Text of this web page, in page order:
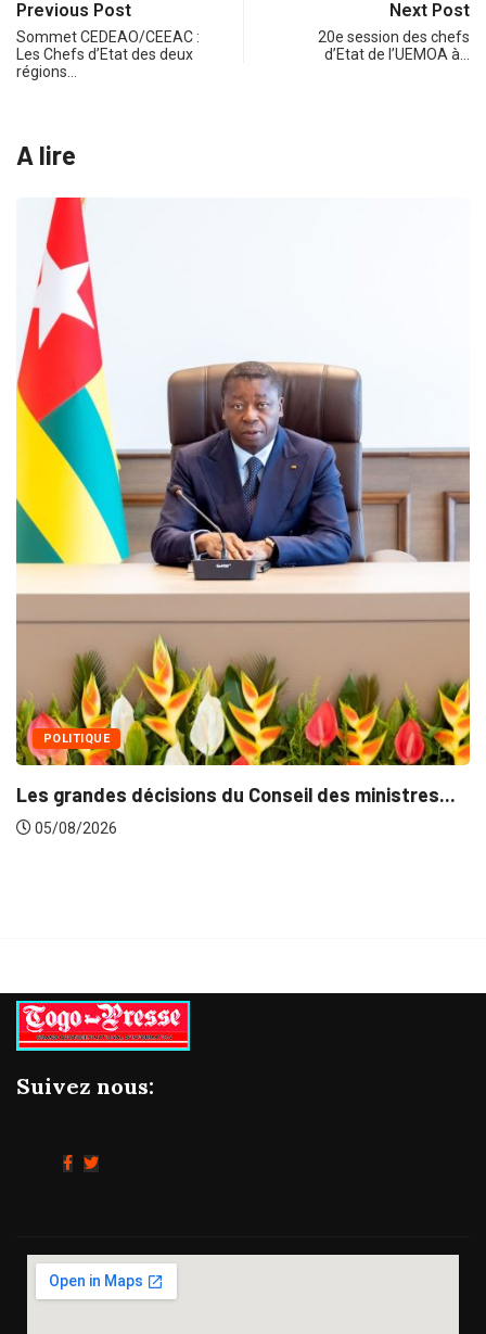
Previous Post
Sommet CEDEAO/CEEAC :
Les Chefs d’Etat des deux
régions…
Next Post
20e session des chefs
d’Etat de l’UEMOA à…
A lire
décisions du Conseil des ministres...
Fin du
Suivez nous: